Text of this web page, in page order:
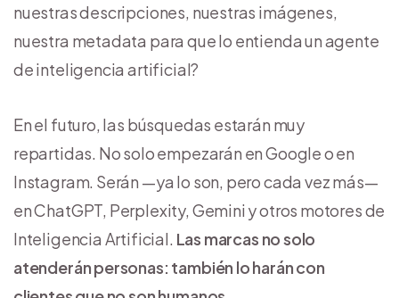
nuestras descripciones, nuestras imágenes,
nuestra metadata para que lo entienda un agente
de inteligencia artificial?
En el futuro, las búsquedas estarán muy
repartidas. No solo empezarán en Google o en
Instagram. Serán —ya lo son, pero cada vez más—
en ChatGPT, Perplexity, Gemini y otros motores de
Inteligencia Artificial. Las marcas no solo
atenderán personas: también lo harán con